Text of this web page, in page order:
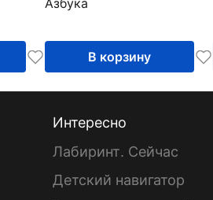
Азбука
В корзину
Интересно
Лабиринт. Сейчас
Детский навигатор